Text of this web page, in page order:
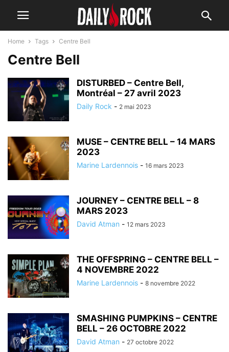
Home Tags Centre Bell
Centre Bell
DISTURBED – Centre Bell,
Montréal – 27 avril 2023
Daily Rock - 2 mai 2023
MUSE – CENTRE BELL – 14 MARS
2023
Marine Lardennois - 16 mars 2023
JOURNEY – CENTRE BELL – 8
MARS 2023
David Atman - 12 mars 2023
THE OFFSPRING – CENTRE BELL –
4 NOVEMBRE 2022
Marine Lardennois - 8 novembre 2022
SMASHING PUMPKINS – CENTRE
BELL – 26 OCTOBRE 2022
David Atman - 27 octobre 2022